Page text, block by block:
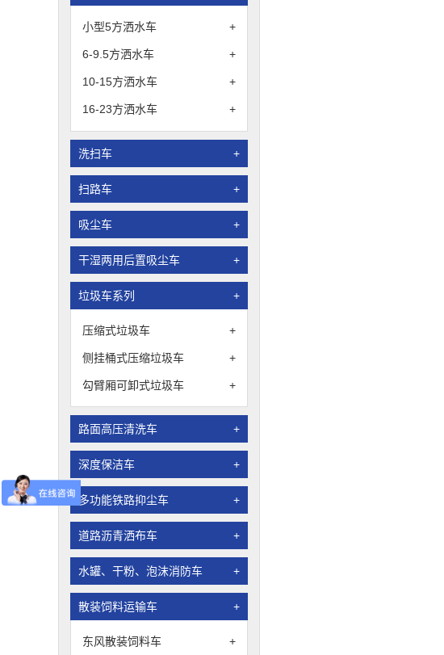
小型5方洒水车 +
6-9.5方洒水车 +
10-15方洒水车 +
16-23方洒水车 +
洗扫车 +
扫路车 +
吸尘车 +
干湿两用后置吸尘车 +
垃圾车系列 +
压缩式垃圾车 +
侧挂桶式压缩垃圾车 +
勾臂厢可卸式垃圾车 +
路面高压清洗车 +
深度保洁车 +
多功能铁路抑尘车 +
道路沥青洒布车 +
水罐、干粉、泡沫消防车 +
散装饲料运输车 +
东风散装饲料车 +